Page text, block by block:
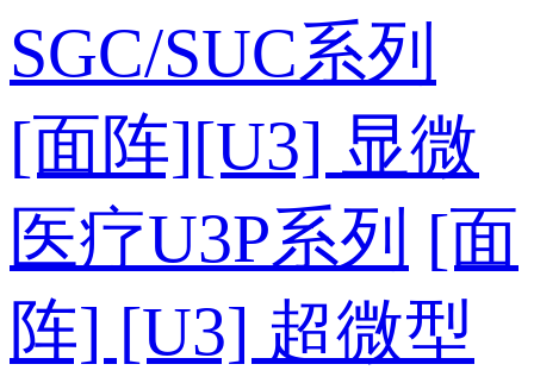
SGC/SUC系列
[面阵][U3] 显微
医疗U3P系列 [面
阵] [U3] 超微型